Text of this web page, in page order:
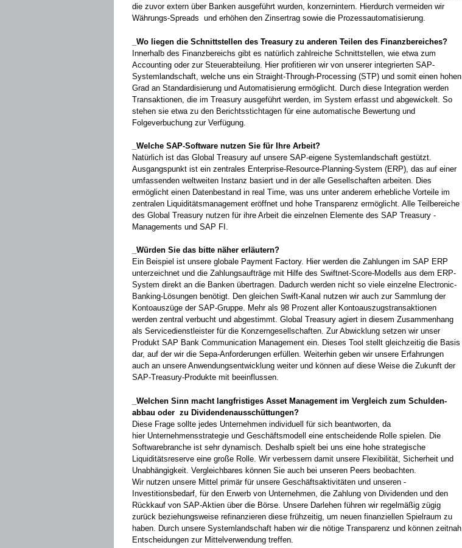
die zuvor extern über Banken ausgeführt wurden, konzernintern. Hierdurch vermeiden wir
Währungs-Spreads und erhöhen den Zinsertrag sowie die Prozess­automatisierung.
_Wo liegen die Schnittstellen des Treasury zu anderen Teilen des Finanzbereiches?
Innerhalb des Finanzbereichs gibt es ­natürlich zahlreiche Schnittstellen, wie etwa zum
Accounting oder zur Steuerabteilung. Hier profitieren wir von unserer integrierten SAP-
Systemlandschaft, welche uns ein Straight-Through-Processing (STP) und ­somit einen hohen
Grad an Standardisierung und Automatisierung ermöglicht. Durch ­diese Integration werden
Transaktionen, die im Treasury ausgeführt werden, im System erfasst und abgewickelt. So
stehen sie etwa zu den Berichtsstichtagen für eine automatische Bewertung und
Folgeverbuchung zur ­Verfügung.
_Welche SAP-Software nutzen Sie für Ihre ­Arbeit?
Natürlich ist das Global Treasury auf ­unsere SAP-eigene Systemlandschaft ­gestützt.
Ausgangspunkt ist ein zentrales Enterprise-Resource-Planning-System (ERP), das auf einer
umfassenden welt­weiten Instanz ­basiert und in der alle Gesellschaften arbeiten. Dies
ermöglicht einen ­Datenbestand in real Time, was uns unter ­anderem erhebliche Vorteile im
zentralen ­Liquiditätsmanagement ­eröffnet und hohe Transparenz ermöglicht. Alle Teilbereiche
des ­Global ­Treasury nutzen für ihre Arbeit die einzelnen Elemente des SAP ­Treasury ­
Managements und SAP FI.
_Würden Sie das bitte näher erläutern?
Ein Beispiel ist unsere globale Payment Factory. Hier werden die Zahlungen im SAP ERP
unterzeichnet und die Zahlungsaufträge mit Hilfe des Swiftnet-Score-Modells aus dem ERP-
System direkt an die Banken übertragen. Dadurch werden nicht so viele einzelne ­Electronic-
Banking-Lösungen benötigt. Den gleichen Swift-Kanal nutzen wir auch zur Sammlung der
Kontoauszüge der SAP-­Gruppe. Mehr als 98 Prozent aller Kontoauszugstransaktionen
werden zentral ­verbucht und abgestimmt. Global Treasury agiert in diesem Zusammenhang
als Servicedienst­leister für die Konzerngesellschaften. Zur ­Abwicklung setzen wir unser
Produkt SAP Bank Communication Management ein. Dieses­ Tool stellt gleichzeitig die Basis
dar, auf der wir die Sepa-Anforderungen ­erfüllen. Weiterhin ­geben wir ­unsere Erfahrungen
auch an ­unsere Anwendungsentwicklung weiter und können auf diese Weise die ­Zukunft der
SAP-­Treasury-Produkte mit ­beeinflussen.
_Welchen Sinn macht langfristiges Asset ­Management im Vergleich zum Schulden­
abbau oder zu Dividendenausschüttungen?
Diese Frage sollte jedes Unternehmen ­individuell für sich beantworten, da
hier Unternehmensstrategie und Geschäfts­modell eine entscheidende Rolle spielen. Die
Softwarebranche ist sehr dynamisch. Deshalb spielt bei uns eine hohe strategische
Liquiditäts­reserve eine große Rolle. Wir ­verbessern damit unsere Flexibilität, ­Sicherheit und
Unabhängigkeit. Vergleich­bares können Sie auch bei unseren Peers beobachten.
Wir nutzen unsere Mittel primär für ­unsere Geschäftsaktivitäten und unseren ­
Investitionsbedarf, für den Erwerb von Unternehmen, die Zahlung von Dividenden und den
Rückkauf von SAP-Aktien über die ­Börse. Unsere Darlehen führen wir regelmäßig ­zügig
zurück beziehungsweise refinanzieren diese frühzeitig, um neuen finanziellen ­Spielraum zu
haben. Durch unsere Systemlandschaft haben wir die nötige Transparenz und können zeitnah
Entscheidungen zur ­Mittelverwendung treffen.